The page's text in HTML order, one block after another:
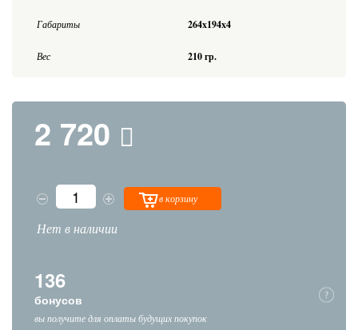
Габариты 264x194x4
Вес 210 гр.
2 720
в корзину
Нет в наличии
136
бонусов
вы получите для оплаты будущих покупок